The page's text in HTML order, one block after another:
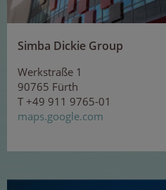
Simba Dickie Group
Werkstraße 1
90765 Fürth
T +49 911 9765-01
maps.google.com